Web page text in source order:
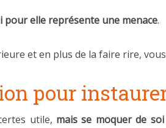
pour elle représente une menace.
et en plus de la faire rire,
pour
utile, mais se moquer de